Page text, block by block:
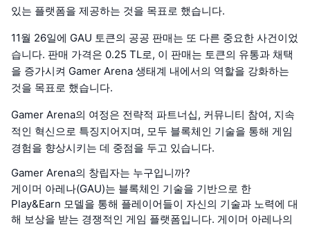
있는 플랫폼을 제공하는 것을 목표로 했습니다.
11월 26일에 GAU 토큰의 공공 판매는 또 다른 중요한 사건이었
습니다. 판매 가격은 0.25 TL로, 이 판매는 토큰의 유통과 채택
을 증가시켜 Gamer Arena 생태계 내에서의 역할을 강화하는
것을 목표로 했습니다.
Gamer Arena의 여정은 전략적 파트너십, 커뮤니티 참여, 지속
적인 혁신으로 특징지어지며, 모두 블록체인 기술을 통해 게임
경험을 향상시키는 데 중점을 두고 있습니다.
Gamer Arena의 창립자는 누구입니까?
게이머 아레나(GAU)는 블록체인 기술을 기반으로 한
Play&Earn 모델을 통해 플레이어들이 자신의 기술과 노력에 대
해 보상을 받는 경쟁적인 게임 플랫폼입니다. 게이머 아레나의